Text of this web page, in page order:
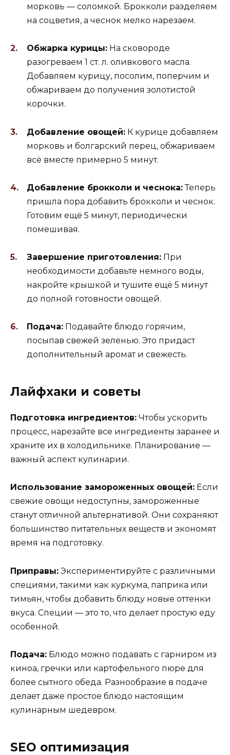
морковь — соломкой. Брокколи разделяем
на соцветия, а чеснок мелко нарезаем.
Обжарка курицы: На сковороде
разогреваем 1 ст. л. оливкового масла.
Добавляем курицу, посолим, поперчим и
обжариваем до получения золотистой
корочки.
Добавление овощей: К курице добавляем
морковь и болгарский перец, обжариваем
всё вместе примерно 5 минут.
Добавление брокколи и чеснока:Теперь
пришла пора добавить брокколи и чеснок.
Готовим ещё 5 минут, периодически
помешивая.
Завершение приготовления: При
необходимости добавьте немного воды,
накройте крышкой и тушите ещё 5 минут
до полной готовности овощей.
Подача: Подавайте блюдо горячим,
посыпав свежей зеленью. Это придаст
дополнительный аромат и свежесть.
Лайфхаки и советы
Подготовка ингредиентов: Чтобы ускорить
процесс, нарезайте все ингредиенты заранее и
храните их в холодильнике. Планирование —
важный аспект кулинарии.
Использование замороженных овощей: Если
свежие овощи недоступны, замороженные
станут отличной альтернативой. Они сохраняют
большинство питательных веществ и экономят
время на подготовку.
Приправы: Экспериментируйте с различными
специями, такими как куркума, паприка или
тимьян, чтобы добавить блюду новые оттенки
вкуса. Специи — это то, что делает простую еду
особенной.
Подача: Блюдо можно подавать с гарниром из
киноа, гречки или картофельного пюре для
более сытного обеда. Разнообразие в подаче
делает даже простое блюдо настоящим
кулинарным шедевром.
SEO оптимизация